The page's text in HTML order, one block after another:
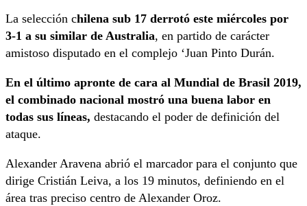
La selección chilena sub 17 derrotó este miércoles por
3-1 a su similar de Australia, en partido de carácter
amistoso disputado en el complejo ‘Juan Pinto Durán.
En el último apronte de cara al Mundial de Brasil 2019,
el combinado nacional mostró una buena labor en
todas sus líneas, destacando el poder de definición del
ataque.
Alexander Aravena abrió el marcador para el conjunto que
dirige Cristián Leiva, a los 19 minutos, definiendo en el
área tras preciso centro de Alexander Oroz.